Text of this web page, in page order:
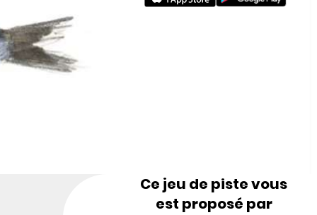
Ce jeu de piste vous
est proposé par